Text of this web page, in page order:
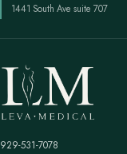
1441 South Ave suite 707
929-531-7078